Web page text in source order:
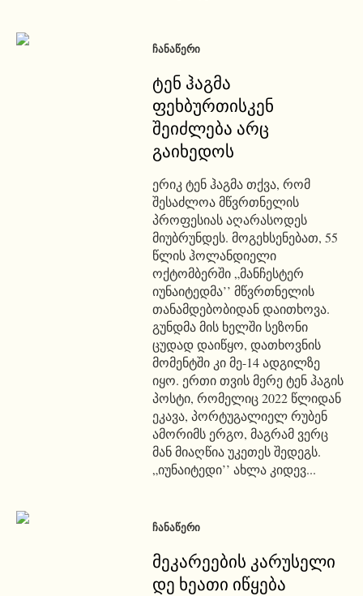
ᲩᲐᲜᲐᲬᲔᲠᲘ
ტენ ჰაგმა
ფეხბურთისკენ
შეიძლება არც
გაიხედოს
ერიკ ტენ ჰაგმა თქვა, რომ
შესაძლოა მწვრთნელის
პროფესიას აღარასოდეს
მიუბრუნდეს. მოგეხსენებათ, 55
წლის ჰოლანდიელი
ოქტომბერში „მანჩესტერ
იუნაიტედმა’’ მწვრთნელის
თანამდებობიდან დაითხოვა.
გუნდმა მის ხელში სეზონი
ცუდად დაიწყო, დათხოვნის
მომენტში კი მე-14 ადგილზე
იყო. ერთი თვის მერე ტენ ჰაგის
პოსტი, რომელიც 2022 წლიდან
ეკავა, პორტუგალიელ რუბენ
ამორიმს ერგო, მაგრამ ვერც
მან მიაღწია უკეთეს შედეგს.
„იუნაიტედი’’ ახლა კიდევ...
ᲩᲐᲜᲐᲬᲔᲠᲘ
მეკარეების კარუსელი
დე ხეათი იწყება